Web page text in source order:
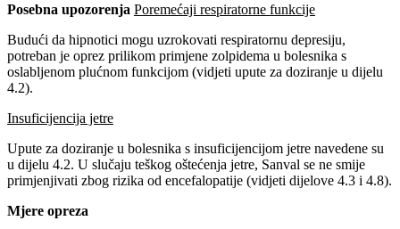
Posebna upozorenja Poremećaji respiratorne funkcije
Budući da hipnotici mogu uzrokovati respiratornu depresiju,
potreban je oprez prilikom primjene zolpidema u bolesnika s
oslabljenom plućnom funkcijom (vidjeti upute za doziranje u dijelu
4.2).
Insuficijencija jetre
Upute za doziranje u bolesnika s insuficijencijom jetre navedene su
u dijelu 4.2. U slučaju teškog oštećenja jetre, Sanval se ne smije
primjenjivati zbog rizika od encefalopatije (vidjeti dijelove 4.3 i 4.8).
Mjere opreza